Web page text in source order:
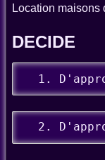
Location maisons
DECIDE
1.
2.